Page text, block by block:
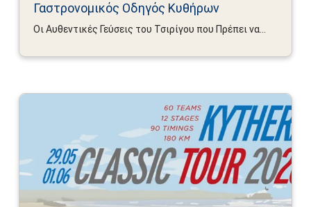
Γαστρονομικός Οδηγός Κυθήρων
Οι Αυθεντικές Γεύσεις του Τσιρίγου που Πρέπει να...